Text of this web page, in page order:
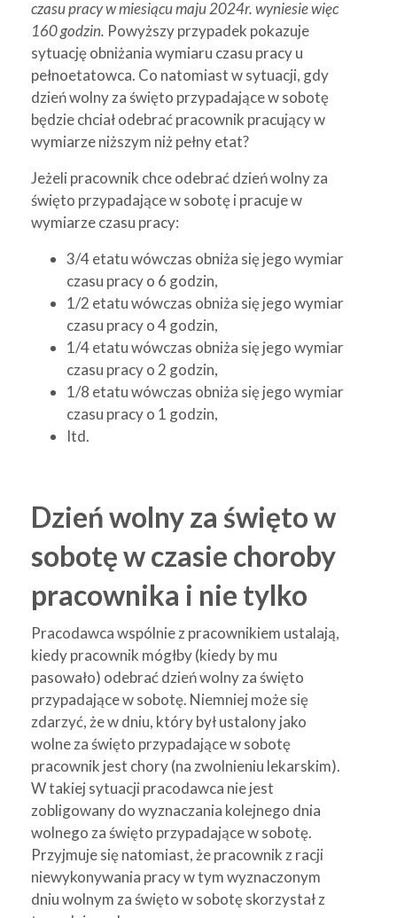
czasu pracy w miesiącu maju 2024r. wyniesie więc
160 godzin. Powyższy przypadek pokazuje
sytuację obniżania wymiaru czasu pracy u
pełnoetatowca. Co natomiast w sytuacji, gdy
dzień wolny za święto przypadające w sobotę
będzie chciał odebrać pracownik pracujący w
wymiarze niższym niż pełny etat?
Jeżeli pracownik chce odebrać dzień wolny za
święto przypadające w sobotę i pracuje w
wymiarze czasu pracy:
3/4 etatu wówczas obniża się jego wymiar
czasu pracy o 6 godzin,
1/2 etatu wówczas obniża się jego wymiar
czasu pracy o 4 godzin,
1/4 etatu wówczas obniża się jego wymiar
czasu pracy o 2 godzin,
1/8 etatu wówczas obniża się jego wymiar
czasu pracy o 1 godzin,
Itd.
Dzień wolny za święto w
sobotę w czasie choroby
pracownika i nie tylko
Pracodawca wspólnie z pracownikiem ustalają,
kiedy pracownik mógłby (kiedy by mu
pasowało) odebrać dzień wolny za święto
przypadające w sobotę. Niemniej może się
zdarzyć, że w dniu, który był ustalony jako
wolne za święto przypadające w sobotę
pracownik jest chory (na zwolnieniu lekarskim).
W takiej sytuacji pracodawca nie jest
zobligowany do wyznaczania kolejnego dnia
wolnego za święto przypadające w sobotę.
Przyjmuje się natomiast, że pracownik z racji
niewykonywania pracy w tym wyznaczonym
dniu wolnym za święto w sobotę skorzystał z